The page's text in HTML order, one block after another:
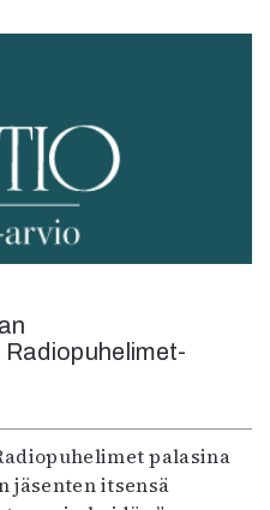
palasina
jäsenten itsensä